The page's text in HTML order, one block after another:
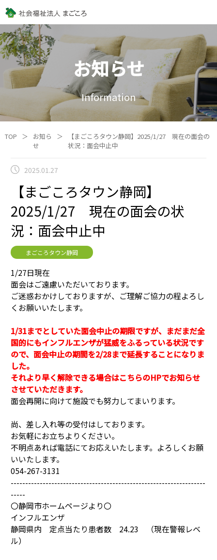
お知らせ
Information
TOP ＞
お知ら
せ
＞
【まごころタウン静岡】2025/1/27 現在の面会の
状況：面会中止中
2025.01.27
【まごころタウン静岡】
2025/1/27 現在の面会の状
況：面会中止中
まごころタウン静岡
1/27日現在
面会はご遠慮いただいております。
ご迷惑おかけしておりますが、ご理解ご協力の程よろし
くお願いいたします。
1/31までとしていた面会中止の期限ですが、まだまだ全
国的にもインフルエンザが猛威をふるっている状況です
ので、面会中止の期間を2/28まで延長することになりま
した。
それより早く解除できる場合はこちらのHPでお知らせ
させていただきます。
面会再開に向けて施設でも努力してまいります。
尚、差し入れ等の受付はしております。
お気軽にお立ちよりください。
不明点あれば電話にてお応えいたします。よろしくお願
いいたします。
054-267-3131
-------------------------------------------------------------------
-----
〇静岡市ホームページより〇
インフルエンザ
静岡県内 定点当たり患者数 24.23 （現在警報レベ
ル）